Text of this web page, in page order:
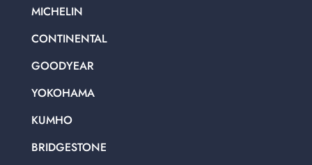
MICHELIN
CONTINENTAL
GOODYEAR
YOKOHAMA
KUMHO
BRIDGESTONE